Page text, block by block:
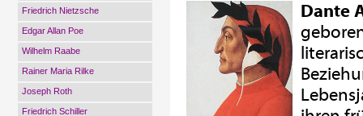
Friedrich Nietzsche
Edgar Allan Poe
Wilhelm Raabe
Rainer Maria Rilke
Joseph Roth
Friedrich Schiller
Dante